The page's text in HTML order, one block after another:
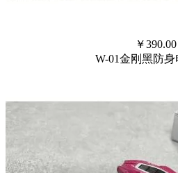
￥390.00
W-01金刚黑防身